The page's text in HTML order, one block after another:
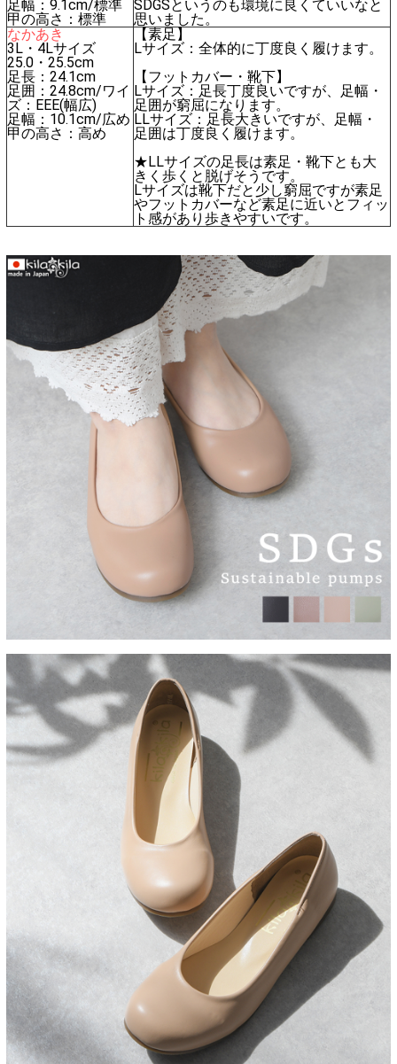
足幅：9.1cm/標準
甲の高さ：標準
SDGSというのも環境に良くていいなと
思いました。
なかあき
3L・4Lサイズ
25.0・25.5cm
足長：24.1cm
足囲：24.8cm/ワイ
ズ：EEE(幅広)
足幅：10.1cm/広め
甲の高さ：高め
【素足】
Lサイズ：全体的に丁度良く履けます。
【フットカバー・靴下】
Lサイズ：足長丁度良いですが、足幅・
足囲が窮屈になります。
LLサイズ：足長大きいですが、足幅・
足囲は丁度良く履けます。
★LLサイズの足長は素足・靴下とも大
きく歩くと脱げそうです。
Lサイズは靴下だと少し窮屈ですが素足
やフットカバーなど素足に近いとフィッ
ト感があり歩きやすいです。